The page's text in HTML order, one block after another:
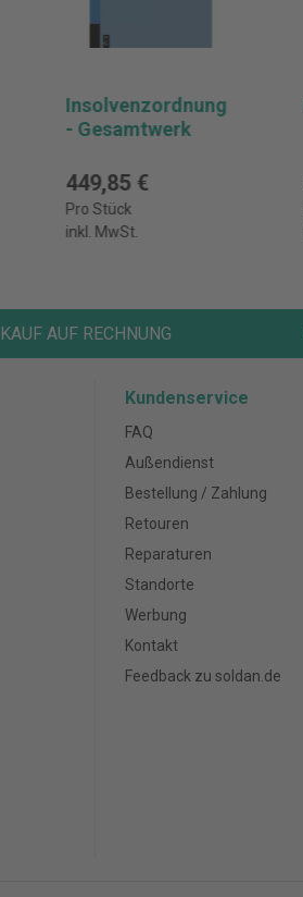
Insolvenzordnung
- Gesamtwerk
449,85 €
Pro Stück
inkl. MwSt.
KAUF AUF RECHNUNG
Kundenservice
FAQ
Außendienst
Bestellung / Zahlung
Retouren
Reparaturen
Standorte
Werbung
Kontakt
Feedback zu soldan.de